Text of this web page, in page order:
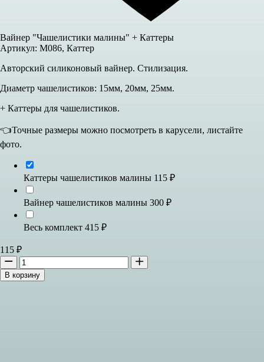
Вайнер "Чашелистики малины" + Каттеры
Артикул: М086, Каттер
Авторский силиконовый вайнер. Стилизация.
Диаметр чашелистиков: 15мм, 20мм, 25мм.
+ Каттеры для чашелистиков.
👈Точные размеры можно посмотреть в карусели, листайте
фото.
Каттеры чашелистиков малины 115 ₽
Вайнер чашелистиков малины 300 ₽
Весь комплект 415 ₽
115 ₽
В корзину